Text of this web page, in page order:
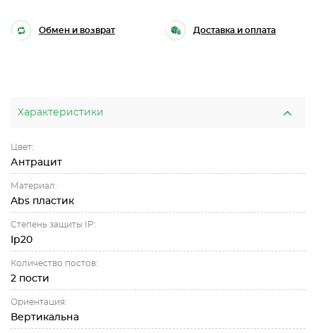
Обмен и возврат Доставка и оплата
Характеристики
Цвет:
Антрацит
Материал:
Abs пластик
Степень защиты IP:
Ip20
Количество постов:
2 пости
Ориентация:
Вертикальна